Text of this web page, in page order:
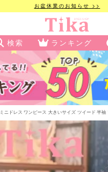
お盆休業のお知らせ >>
検索 ランキング
ミニドレス ワンピース 大きいサイズ ツイード 半